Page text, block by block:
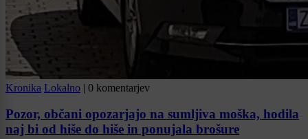
Kronika Lokalno | 0 komentarjev
Pozor, občani opozarjajo na sumljiva moška, hodila
naj bi od hiše do hiše in ponujala brošure